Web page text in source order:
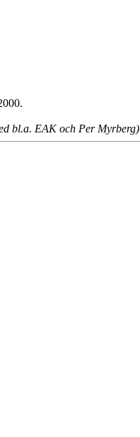
bl.a. EAK och Per Myrberg)